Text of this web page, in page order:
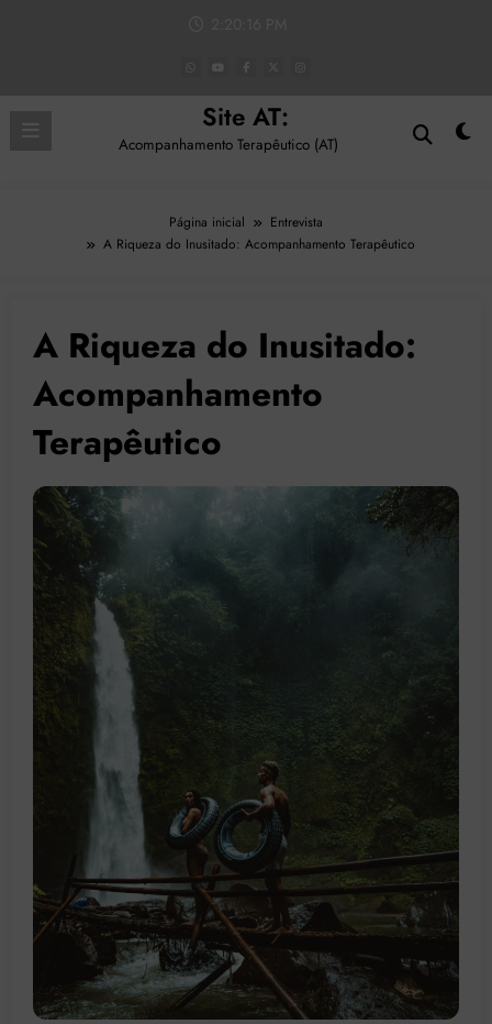
Site AT:
Acompanhamento Terapêutico (AT)
Página inicial
Entrevista
A Riqueza do Inusitado: Acompanhamento Terapêutico
A Riqueza do Inusitado:
Acompanhamento
Terapêutico